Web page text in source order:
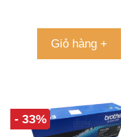
Giỏ hàng +
- 33%